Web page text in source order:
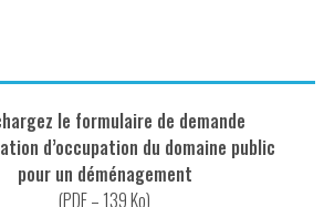
le formulaire de demande
d’occupation du domaine public
pour un déménagement
(PDF – 139 Ko)